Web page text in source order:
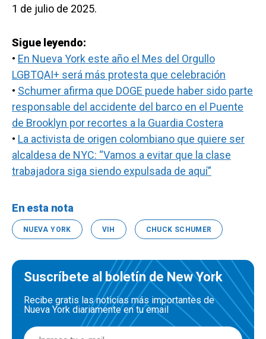
1 de julio de 2025.
Sigue leyendo:
• En Nueva York este año el Mes del Orgullo
LGBTQAI+ será más protesta que celebración
• Schumer afirma que DOGE puede haber sido parte
responsable del accidente del barco en el Puente
de Brooklyn por recortes a la Guardia Costera
• La activista de origen colombiano que quiere ser
alcaldesa de NYC: “Vamos a evitar que la clase
trabajadora siga siendo expulsada de aquí”
En esta nota
NUEVA YORK VIH CHUCK SCHUMER
Suscríbete al boletín de New York
Recibe gratis las noticias más importantes de
Nueva York diariamente en tu email